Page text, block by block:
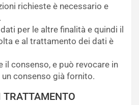
richieste è necessario e
per le altre finalità e quindi il
e al trattamento dei dati è
il consenso, e può revocare in
consenso già fornito.
TRATTAMENTO